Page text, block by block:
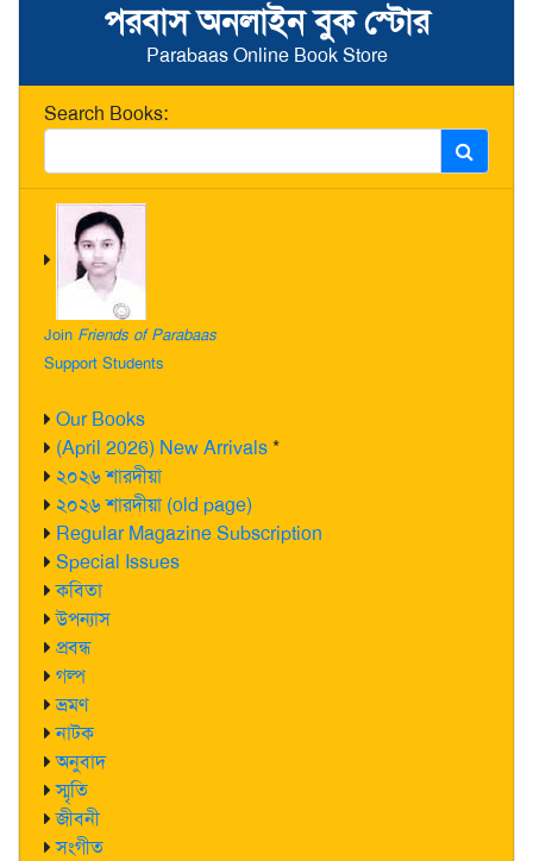
পরবাস অনলাইন বুক স্টোর
Parabaas Online Book Store
Search Books:
Join Friends of Parabaas
Support Students
Our Books
(April 2026) New Arrivals*
২০২৬ শারদীয়া
২০২৬ শারদীয়া (old page)
Regular Magazine Subscription
Special Issues
কবিতা
উপন্যাস
প্রবন্ধ
গল্প
ভ্রমণ
নাটক
অনুবাদ
স্মৃতি
জীবনী
সংগীত